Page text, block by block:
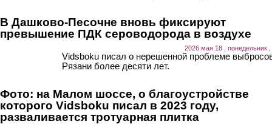
В Дашково-Песочне вновь фиксируют
превышение ПДК сероводорода в воздухе
2026 мая 18 , понедельник ,
Vidsboku писал о нерешенной проблеме
Рязани более десяти лет.
Фото: на Малом шоссе, о благоустройстве
которого Vidsboku писал в 2023 году,
разваливается тротуарная плитка